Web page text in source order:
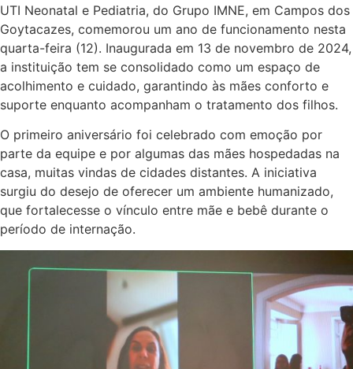
UTI Neonatal e Pediatria, do Grupo IMNE, em Campos dos
Goytacazes, comemorou um ano de funcionamento nesta
quarta-feira (12). Inaugurada em 13 de novembro de 2024,
a instituição tem se consolidado como um espaço de
acolhimento e cuidado, garantindo às mães conforto e
suporte enquanto acompanham o tratamento dos filhos.
O primeiro aniversário foi celebrado com emoção por
parte da equipe e por algumas das mães hospedadas na
casa, muitas vindas de cidades distantes. A iniciativa
surgiu do desejo de oferecer um ambiente humanizado,
que fortalecesse o vínculo entre mãe e bebê durante o
período de internação.